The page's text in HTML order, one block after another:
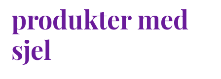
produkter med
sjel